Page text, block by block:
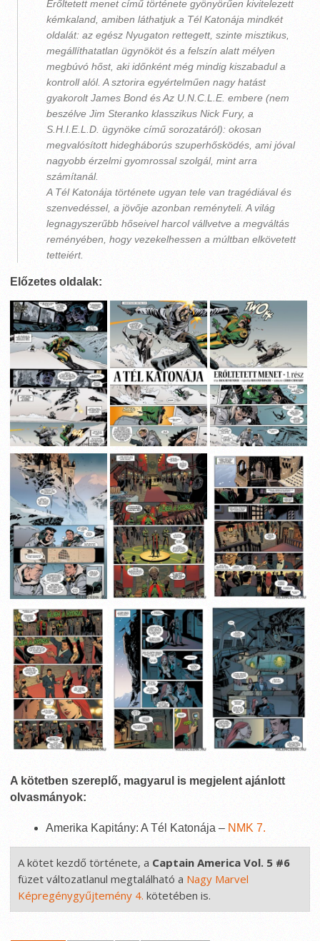
Erőltetett menet című története gyönyörűen kivitelezett
kémkaland, amiben láthatjuk a Tél Katonája mindkét
oldalát: az egész Nyugaton rettegett, szinte misztikus,
megállíthatatlan ügynököt és a felszín alatt mélyen
megbúvó hőst, aki időnként még mindig kiszabadul a
kontroll alól. A sztorira egyértelműen nagy hatást
gyakorolt James Bond és Az U.N.C.L.E. embere (nem
beszélve Jim Steranko klasszikus Nick Fury, a
S.H.I.E.L.D. ügynöke című sorozatáról): okosan
megvalósított hidegháborús szuperhősködés, ami jóval
nagyobb érzelmi gyomrossal szolgál, mint arra
számítanál.
A Tél Katonája története ugyan tele van tragédiával és
szenvedéssel, a jövője azonban reményteli. A világ
legnagyszerűbb hőseivel harcol vállvetve a megváltás
reményében, hogy vezekelhessen a múltban elkövetett
tetteiért.
Előzetes oldalak:
A kötetben szereplő, magyarul is megjelent ajánlott
olvasmányok:
Amerika Kapitány: A Tél Katonája – NMK 7.
A kötet kezdő története, a Captain America Vol. 5 #6
füzet változatlanul megtalálható a Nagy Marvel
Képregénygyűjtemény 4. kötetében is.